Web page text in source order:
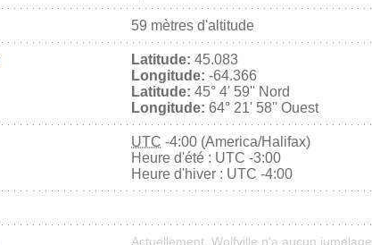
59 mètres d'altitude
Latitude: 45.083
Longitude: -64.366
Latitude: 45° 4' 59'' Nord
Longitude: 64° 21' 58'' Ouest
UTC -4:00 (America/Halifax)
Heure d'été : UTC -3:00
Heure d'hiver : UTC -4:00
Actuellement, Wolfville n'a aucun jumelage